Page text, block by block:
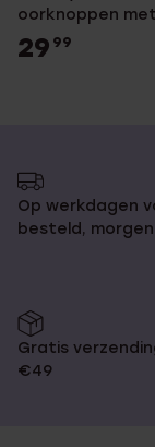
oorknoppen
29 99
Op werkdagen
besteld, morgen
Gratis
€49